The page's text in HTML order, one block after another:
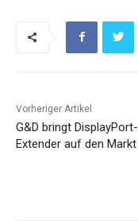
Vorheriger Artikel
G&D bringt DisplayPort-
Extender auf den Markt